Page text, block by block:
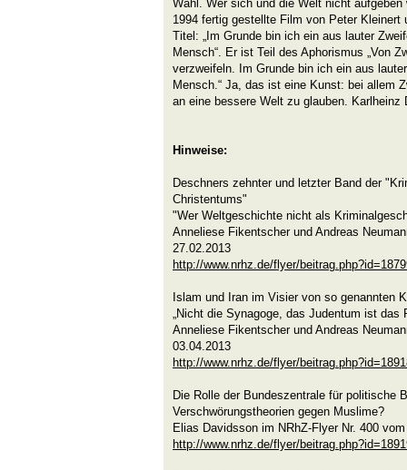
Wahl. Wer sich und die Welt nicht
1994 fertig gestellte Film von Peter Kleinert
Titel: „Im Grunde bin ich ein aus lauter
Mensch“. Er ist Teil des Aphorismus „Von
verzweifeln. Im Grunde bin ich ein aus
Mensch.“ Ja, das ist eine Kunst: bei allem
an eine bessere Welt zu glauben.
Hinweise:
Deschners zehnter und letzter Band der
Christentums"
"Wer Weltgeschichte nicht als
Anneliese Fikentscher und Andreas
27.02.2013
http://www.nrhz.de/flyer/
Islam und Iran im Visier von so genannten
„Nicht die Synagoge, das Judentum ist das
Anneliese Fikentscher und Andreas
03.04.2013
http://www.nrhz.de/flyer/
Die Rolle der Bundeszentrale für politische
Verschwörungstheorien gegen Muslime?
Elias Davidsson im NRhZ-Flyer Nr. 400
http://www.nrhz.de/flyer/